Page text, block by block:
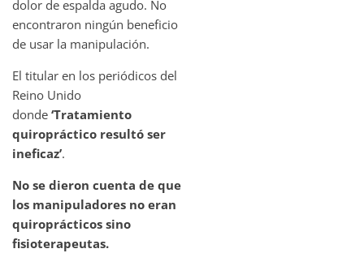
dolor de espalda agudo. No
encontraron ningún beneficio
de usar la manipulación.
El titular en los periódicos del
Reino Unido
donde ‘Tratamiento
quiropráctico resultó ser
ineficaz’.
No se dieron cuenta de que
los manipuladores no eran
quiroprácticos sino
fisioterapeutas.